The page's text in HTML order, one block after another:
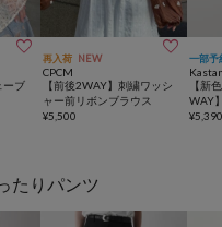

ーブ
再入荷 NEW 
CPCM
【前後2WAY】刺繍ワッシ
ャー前リボンブラウス
¥5,500
一部予
【新
WAY
ーカ
¥
たりパンツ